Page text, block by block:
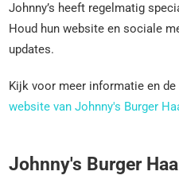
Johnny’s heeft regelmatig
Houd hun website en sociale
updates.
Kijk voor meer informatie en
website van Johnny's Burger
Johnny's Burger